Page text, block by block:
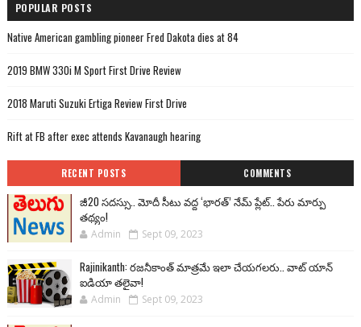
POPULAR POSTS
Native American gambling pioneer Fred Dakota dies at 84
2019 BMW 330i M Sport First Drive Review
2018 Maruti Suzuki Ertiga Review First Drive
Rift at FB after exec attends Kavanaugh hearing
RECENT POSTS COMMENTS
జీ20 సదస్సు.. మోదీ సీటు వద్ద ‘భారత్’ నేమ్ ప్లేట్‌.. పేరు మార్పు
తథ్యం!
Admin Sept 09, 2023
Rajinikanth: రజనీకాంత్ మాత్రమే ఇలా చేయగలరు.. వాట్ యాన్
ఐడియా తలైవా!
Admin Sept 09, 2023